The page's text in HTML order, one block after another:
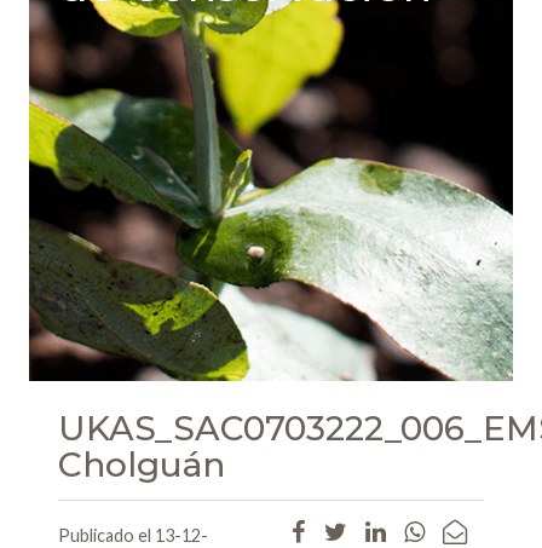
Cholguán
Publicado el 13-12-